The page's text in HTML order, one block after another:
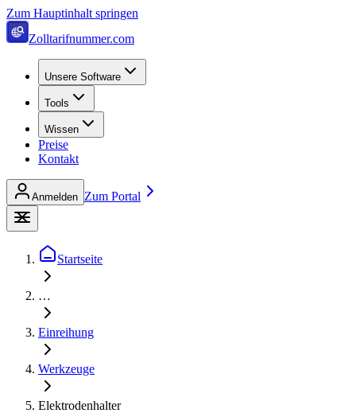
Zum Hauptinhalt springen
Zolltarifnummer.com
Unsere Software
Tools
Wissen
Preise
Kontakt
Anmelden Zum Portal
Startseite
…
Einreihung
Werkzeuge
Elektrodenhalter